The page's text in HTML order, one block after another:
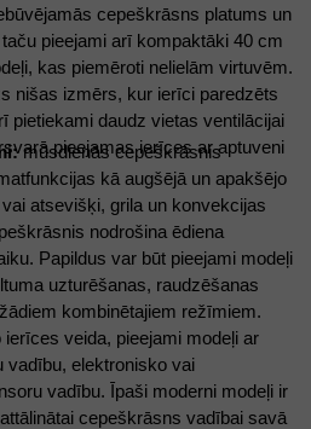
cepeškrāsns platums un
pieejami arī kompaktāki 40 cm
kas piemēroti nelielām virtuvēm.
nišas izmērs, kur ierīci paredzēts
pietiekami daudz vietas ventilācijai
pieejamas ierīces ar aptuveni
mūsdienās cepeškrāsnis
kā augšējā un apakšējo
atsevišķi, grila un konvekcijas
nodrošina ēdiena
Papildus var būt pieejami modeļi
uzturēšanas, raudzēšanas
kombinētajiem režīmiem.
ierīces veida, pieejami modeļi ar
vadību, elektronisko vai
vadību. Īpaši moderni modeļi ir
cepeškrāsns vadībai savā